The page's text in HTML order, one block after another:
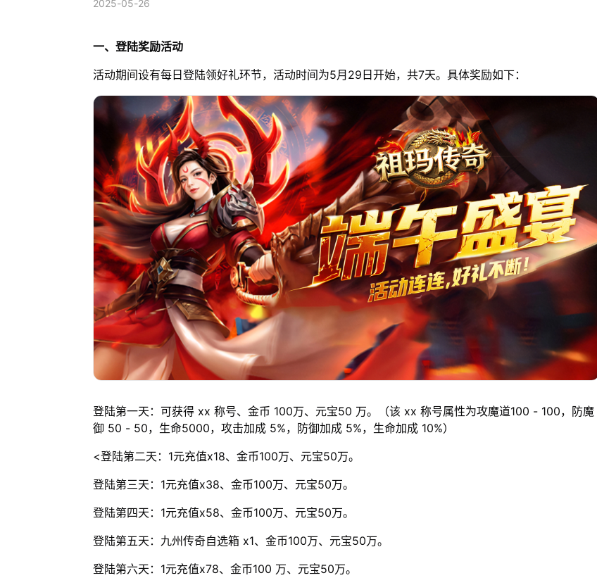
2025-05-26
一、登陆奖励活动
活动期间设有每日登陆领好礼环节，活动时间为5月29日开始，共7天。具体奖励如下：
登陆第一天：可获得 xx 称号、金币 100万、元宝50 万。（该 xx 称号属性为攻魔道100 - 100，防魔
御 50 - 50，生命5000，攻击加成 5%，防御加成 5%，生命加成 10%）
<登陆第二天：1元充值x18、金币100万、元宝50万。
登陆第三天：1元充值x38、金币100万、元宝50万。
登陆第四天：1元充值x58、金币100万、元宝50万。
登陆第五天：九州传奇自选箱 x1、金币100万、元宝50万。
登陆第六天：1元充值x78、金币100 万、元宝50万。